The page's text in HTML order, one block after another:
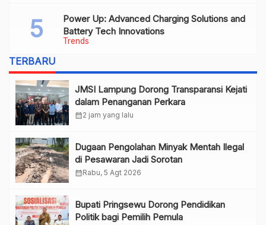
Trends
Power Up: Advanced Charging Solutions and
Battery Tech Innovations
TERBARU
JMSI Lampung Dorong Transparansi Kejati
dalam Penanganan Perkara
calendar_month2 jam yang lalu
Dugaan Pengolahan Minyak Mentah Ilegal
di Pesawaran Jadi Sorotan
calendar_monthRabu, 5 Agt 2026
Bupati Pringsewu Dorong Pendidikan
Politik bagi Pemilih Pemula